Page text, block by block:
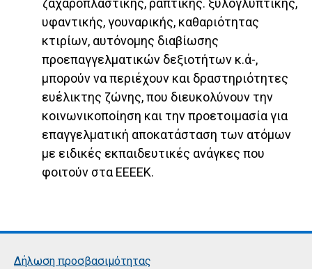
ζαχαροπλαστικής, ραπτικής. ξυλογλυπτικής,
υφαντικής, γουναρικής, καθαριότητας
κτιρίων, αυτόνομης διαβίωσης
προεπαγγελματικών δεξιοτήτων κ.ά-,
μπορούν να περιέχουν και δραστηριότητες
ευέλικτης ζώνης, που διευκολύνουν την
κοινωνικοποίηση και την προετοιμασία για
επαγγελματική αποκατάσταση των ατόμων
με ειδικές εκπαιδευτικές ανάγκες που
φοιτούν στα ΕΕΕΕΚ.
Δήλωση προσβασιμότητας